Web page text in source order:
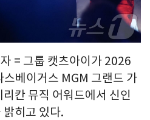
= 그룹 캣츠아이가 2026
베이거스 MGM 그랜드 가
칸 뮤직 어워드에서 신인
히고 있다.